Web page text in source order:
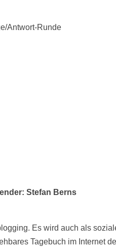
Antwort-Runde
Stefan Berns
Es wird auch als
Tagebuch im Internet